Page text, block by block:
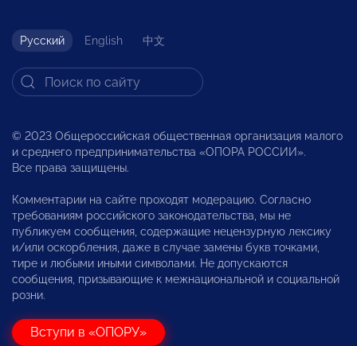
Русский English 中文
© 2023 Общероссийская общественная организация малого
и среднего предпринимательства «ОПОРА РОССИИ».
Все права защищены.
Комментарии на сайте проходят модерацию. Согласно
требованиям российского законодательства, мы не
публикуем сообщения, содержащие нецензурную лексику
и/или оскорбления, даже в случае замены букв точками,
тире и любыми иными символами. Не допускаются
сообщения, призывающие к межнациональной и социальной
розни.
Вступи в «ОПОРУ»